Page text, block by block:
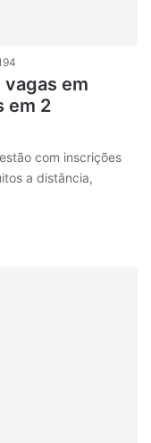
em
em 2
com inscrições
a distância,